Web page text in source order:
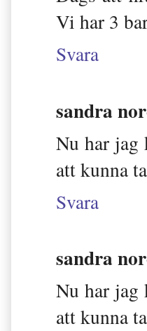
Vi har 3
Svara
sandra
Nu har jag
att kunna
Svara
sandra
Nu har jag
att kunna